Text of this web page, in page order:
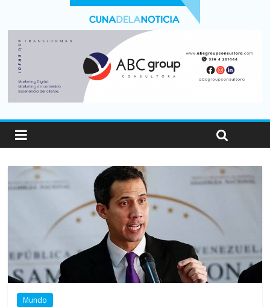
Pullaro mejora sus relaciones con el Gobierno nacional
Mundo